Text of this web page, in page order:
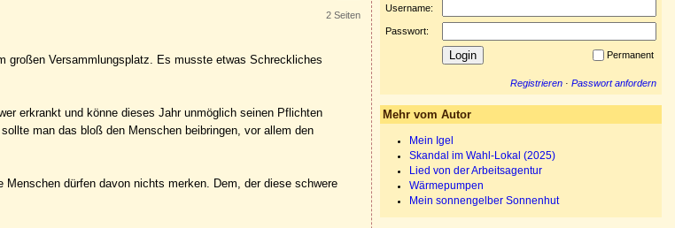
2 Seiten
großen Versammlungsplatz. Es musste etwas Schreckliches
erkrankt und könne dieses Jahr unmöglich seinen Pflichten
man das bloß den Menschen beibringen, vor allem den
dürfen davon nichts merken. Dem, der diese schwere
Username:
Passwort:
Permanent
Registrieren · Passwort anfordern
Mehr vom Autor
Mein Igel
Skandal im Wahl-Lokal (2025)
Lied von der Arbeitsagentur
Wärmepumpen
Mein sonnengelber Sonnenhut